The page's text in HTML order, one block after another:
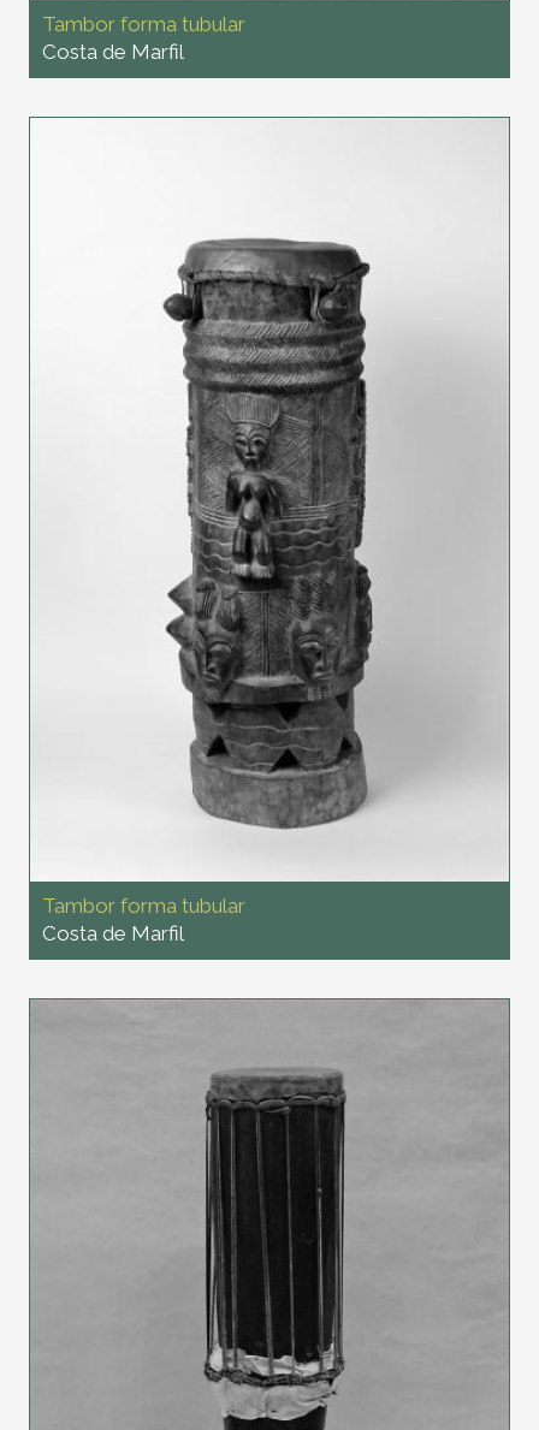
Tambor forma tubular
Costa de Marfil
Tambor forma tubular
Costa de Marfil